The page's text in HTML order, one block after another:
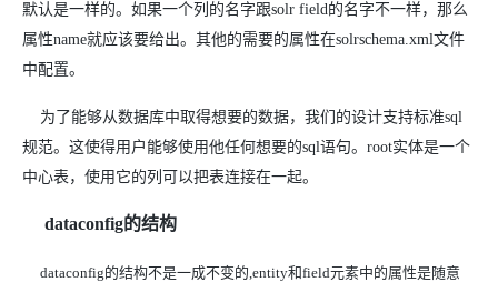
默认是一样的。如果一个列的名字跟solr field的名字不一样，那么
属性name就应该要给出。其他的需要的属性在solrschema.xml文件
中配置。
为了能够从数据库中取得想要的数据，我们的设计支持标准sql
规范。这使得用户能够使用他任何想要的sql语句。root实体是一个
中心表，使用它的列可以把表连接在一起。
dataconfig的结构
dataconfig的结构不是一成不变的,entity和field元素中的属性是随意